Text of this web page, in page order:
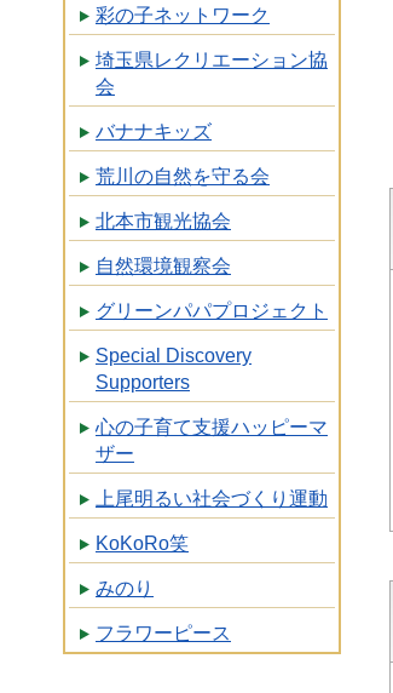
彩の子ネットワーク
埼玉県レクリエーション協
会
バナナキッズ
荒川の自然を守る会
北本市観光協会
自然環境観察会
グリーンパパプロジェクト
Special Discovery
Supporters
心の子育て支援ハッピーマ
ザー
上尾明るい社会づくり運動
KoKoRo笑
みのり
フラワーピース